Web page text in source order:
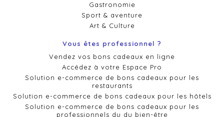
Gastronomie
Sport & aventure
Art & Culture
Vous êtes professionnel ?
Vendez vos bons cadeaux en ligne
Accédez à votre Espace Pro
Solution e-commerce de bons cadeaux pour les
restaurants
Solution e-commerce de bons cadeaux pour les hôtels
Solution e-commerce de bons cadeaux pour les
professionnels du du bien-être